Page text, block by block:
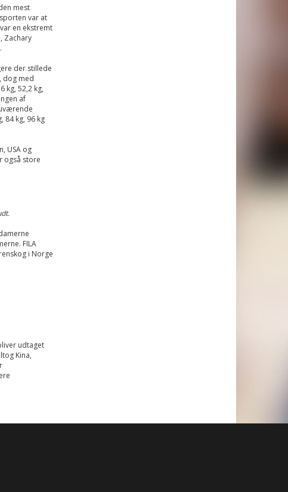
mest
var at
en ekstremt
Zachary
der stillede
dog med
kg, 52,2 kg,
af
84 kg, 96 kg
USA og
også store
FILA
i Norge
udtaget
Kina,